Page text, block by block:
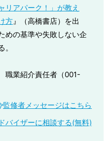
リアパーク！」が教え
方』（高橋書店）を出
めの基準や失敗しない企
職業紹介責任者（001-
監修者メッセージはこちら
バイザーに相談する(無料)